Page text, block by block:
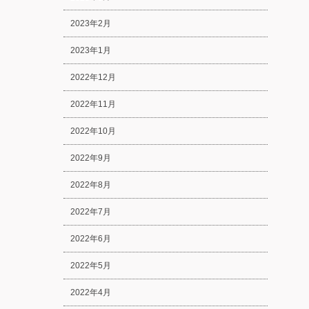
2023年2月
2023年1月
2022年12月
2022年11月
2022年10月
2022年9月
2022年8月
2022年7月
2022年6月
2022年5月
2022年4月